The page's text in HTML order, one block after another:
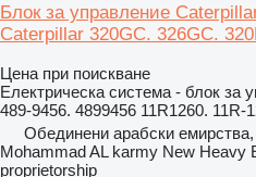
Блок за управление
Caterpillar 320GC. 326GC.
Цена при поискване
Електрическа система - блок за
489-9456. 4899456 11R1260. 11R-
Обединени арабски
Mohammad AL karmy New Heavy
proprietorship